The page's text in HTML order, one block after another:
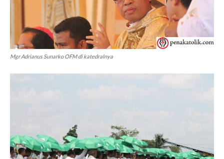
Mgr Adrianus Sunarko OFM di katedralnya